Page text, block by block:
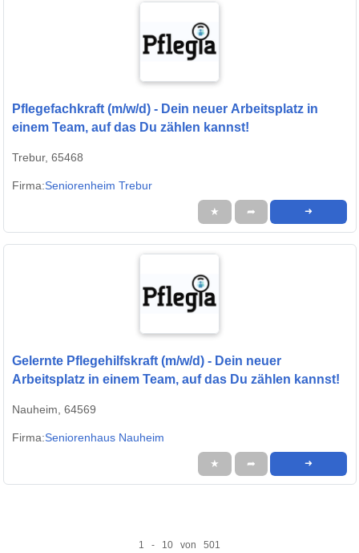
Pflegefachkraft (m/w/d) - Dein neuer Arbeitsplatz in
einem Team, auf das Du zählen kannst!
Trebur, 65468
Firma:Seniorenheim Trebur
★ ➦ ➜
Gelernte Pflegehilfskraft (m/w/d) - Dein neuer
Arbeitsplatz in einem Team, auf das Du zählen kannst!
Nauheim, 64569
Firma:Seniorenhaus Nauheim
★ ➦ ➜
1 - 10 von 501